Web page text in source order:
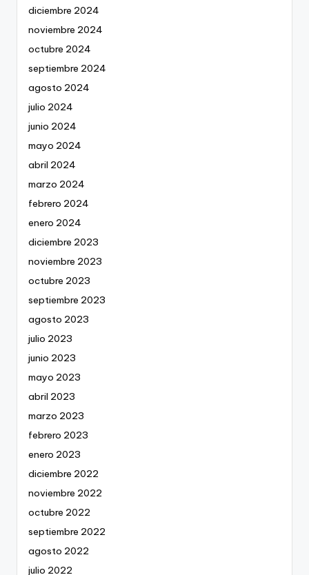
diciembre 2024
noviembre 2024
octubre 2024
septiembre 2024
agosto 2024
julio 2024
junio 2024
mayo 2024
abril 2024
marzo 2024
febrero 2024
enero 2024
diciembre 2023
noviembre 2023
octubre 2023
septiembre 2023
agosto 2023
julio 2023
junio 2023
mayo 2023
abril 2023
marzo 2023
febrero 2023
enero 2023
diciembre 2022
noviembre 2022
octubre 2022
septiembre 2022
agosto 2022
julio 2022